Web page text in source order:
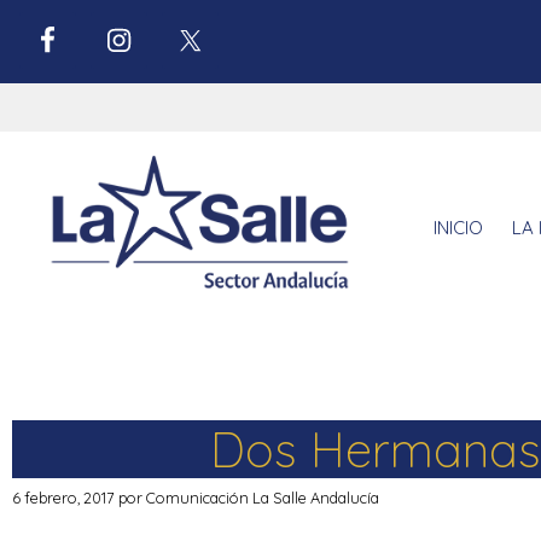
INICIO LA
Dos
6 febrero, 2017 porComunicación La Salle Andalucía